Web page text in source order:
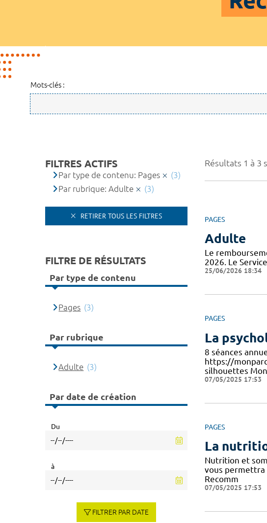
Mots-clés :
Résultats 1 à 3
PAGES
Adulte
Le
2026. Le
25/06/2026 18:34
PAGES
La
8 séances
https://
silhouettes
07/05/2025 17:53
PAGES
La
Nutrition et
vous permettra
Recomm
07/05/2025 17:53
FILTRES ACTIFS
Par type de contenu: Pages
(3)
Par rubrique: Adulte
(3)
RETIRER TOUS LES FILTRES
FILTRE DE RÉSULTATS
Par type de contenu
Pages (3)
Par rubrique
Adulte (3)
Par date de création
Du
à
FILTRER PAR DATE